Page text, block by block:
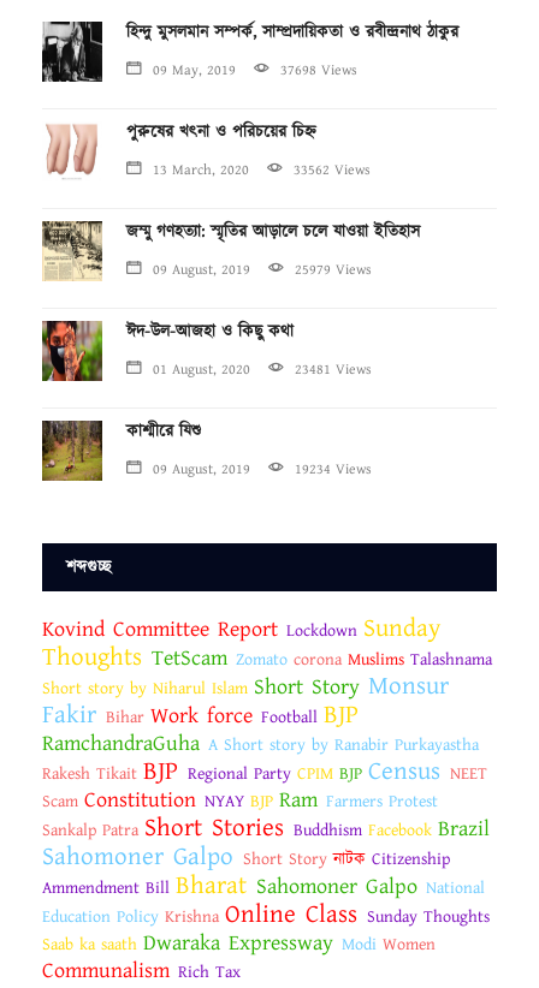
হিন্দু মুসলমান সম্পর্ক, সাম্প্রদায়িকতা ও রবীন্দ্রনাথ ঠাকুর
09 May, 2019 37698 Views
পুরুষের খৎনা ও পরিচয়ের চিহ্ন
13 March, 2020 33562 Views
জম্মু গণহত্যা: স্মৃতির আড়ালে চলে যাওয়া ইতিহাস
09 August, 2019 25979 Views
ঈদ-উল-আজহা ও কিছু কথা
01 August, 2020 23481 Views
কাশ্মীরে যিশু
09 August, 2019 19234 Views
শব্দগুচ্ছ
Kovind Committee Report Lockdown Sunday
Thoughts TetScam Zomato corona Muslims Talashnama
Short story by Niharul Islam Short Story Monsur
Fakir Bihar Work force Football BJP
RamchandraGuha A Short story by Ranabir Purkayastha
Rakesh Tikait BJP Regional Party CPIM BJP Census NEET
Scam Constitution NYAY BJP Ram Farmers Protest
Sankalp Patra Short Stories Buddhism Facebook Brazil
Sahomoner Galpo Short Story নাটক Citizenship
Ammendment Bill Bharat Sahomoner Galpo National
Education Policy Krishna Online Class Sunday Thoughts
Saab ka saath Dwaraka Expressway Modi Women
Communalism Rich Tax